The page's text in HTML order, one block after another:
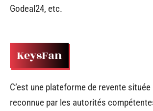
Godeal24, etc.
KeysFan
C’est une plateforme de revente
reconnue par les autorités